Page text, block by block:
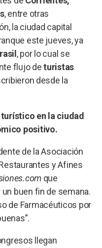
, entre otras
la ciudad capital
este jueves, ya
, por lo cual se
flujo deturistas
desde la
en la ciudad
positivo.
de la Asociación
y Afines
que
buen fin de semana.
de Farmacéuticos por
llegan